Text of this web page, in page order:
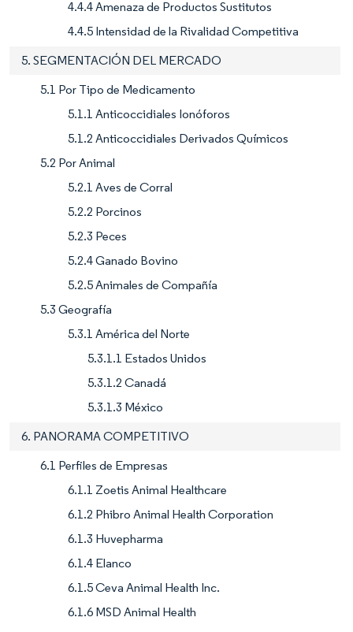
4.4.4 Amenaza de Productos Sustitutos
4.4.5 Intensidad de la Rivalidad Competitiva
5. SEGMENTACIÓN DEL MERCADO
5.1 Por Tipo de Medicamento
5.1.1 Anticoccidiales Ionóforos
5.1.2 Anticoccidiales Derivados Químicos
5.2 Por Animal
5.2.1 Aves de Corral
5.2.2 Porcinos
5.2.3 Peces
5.2.4 Ganado Bovino
5.2.5 Animales de Compañía
5.3 Geografía
5.3.1 América del Norte
5.3.1.1 Estados Unidos
5.3.1.2 Canadá
5.3.1.3 México
6. PANORAMA COMPETITIVO
6.1 Perfiles de Empresas
6.1.1 Zoetis Animal Healthcare
6.1.2 Phibro Animal Health Corporation
6.1.3 Huvepharma
6.1.4 Elanco
6.1.5 Ceva Animal Health Inc.
6.1.6 MSD Animal Health